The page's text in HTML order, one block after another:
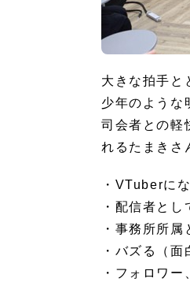
大きな拍手と
少年のような
司会者との軽
れるたまきさ
・VTuberに
・配信者とし
・事務所所
・バズる（
・フォロワ